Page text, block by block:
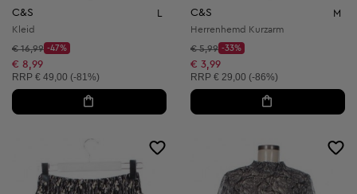
C&S L
Kleid
Startpreis:
€ 16,99
Discount Price:
-47%
Reduzierter Preis:
€ 8,99
Unverbindliche Preisempfehlung:
RRP € 49,00 (-81%)
C&S M
Herrenhemd Kurzarm
Startpreis:
€ 5,99
Discount Price:
-33%
Reduzierter Preis:
€ 3,99
Unverbindliche Preisempfehlung:
RRP € 29,00 (-86%)